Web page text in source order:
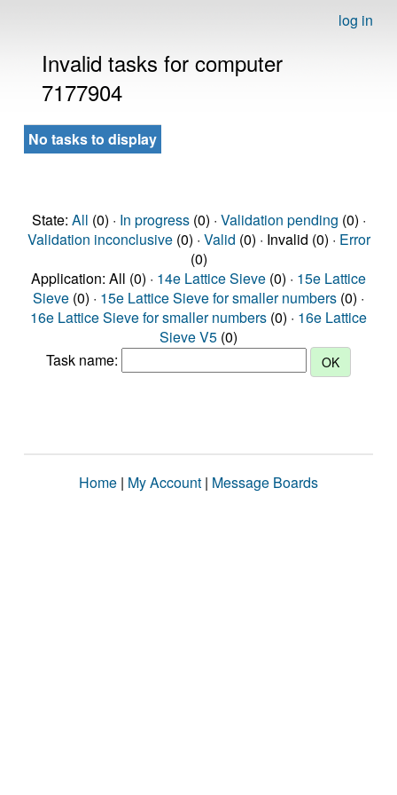
log in
Invalid tasks for computer
7177904
No tasks to display
State: All (0) · In progress(0) · Validation pending (0) ·
Validation inconclusive(0) · Valid (0) · Invalid (0) · Error
(0)
Application: All (0) · 14e Lattice Sieve (0) · 15e Lattice
Sieve (0) · 15e Lattice Sieve for smaller numbers (0) ·
16e Lattice Sieve for smaller numbers (0) · 16e Lattice
Sieve V5 (0)
Task name:
Home | My Account | Message Boards